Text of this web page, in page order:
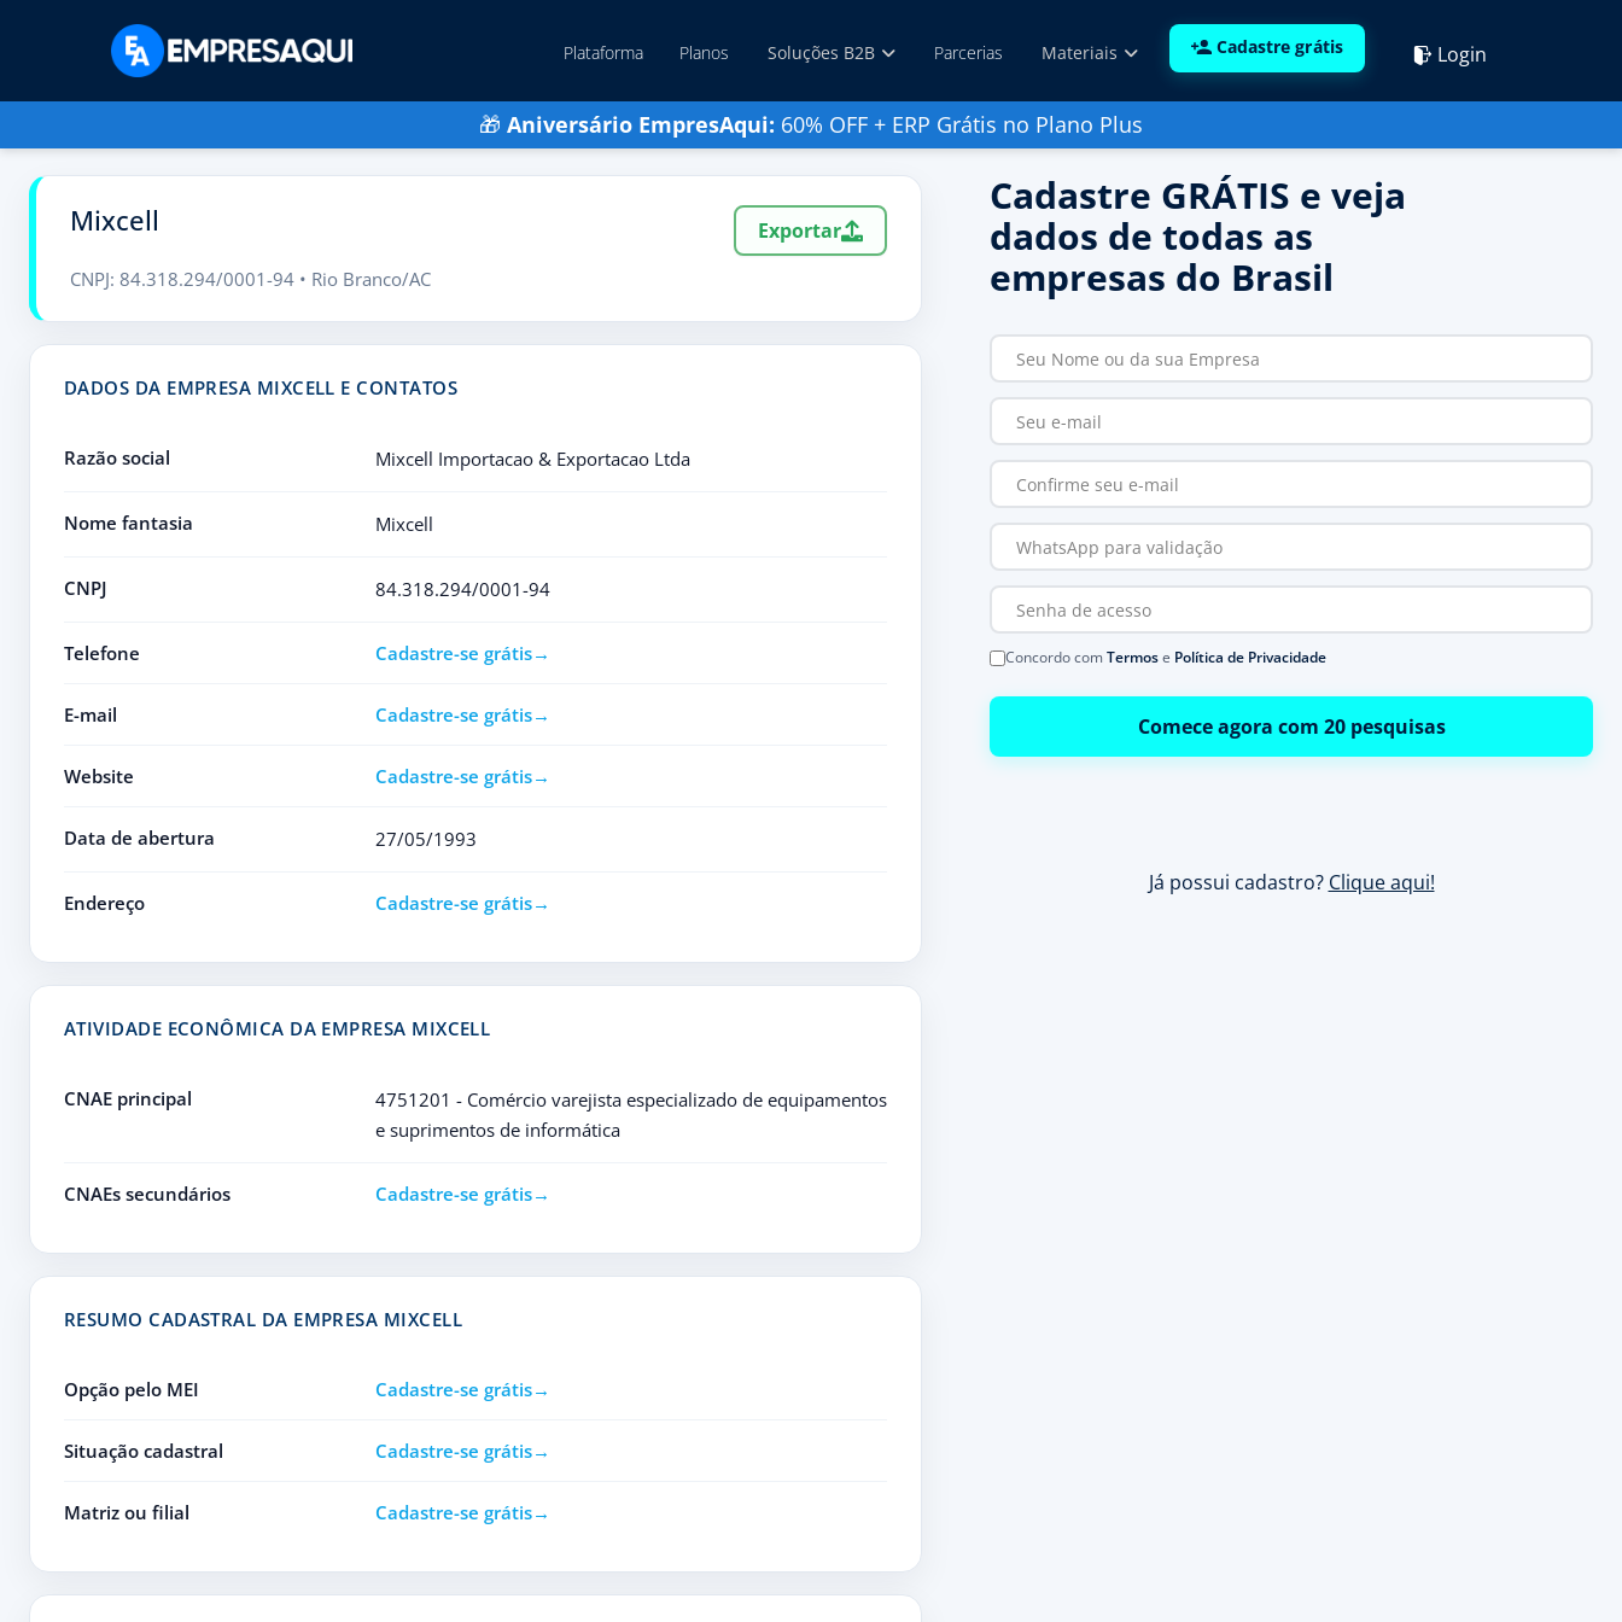
Plataforma Planos Soluções B2B Parcerias Materiais Cadastre grátis Login
🎁 Aniversário EmpresAqui: 60% OFF + ERP Grátis no Plano Plus
Mixcell Exportar
CNPJ: 84.318.294/0001-94 • Rio Branco/AC
DADOS DA EMPRESA MIXCELL E CONTATOS
Razão social Mixcell Importacao & Exportacao Ltda
Nome fantasia Mixcell
CNPJ 84.318.294/0001-94
Telefone Cadastre-se grátis
E-mail Cadastre-se grátis
Website Cadastre-se grátis
Data de abertura 27/05/1993
Endereço Cadastre-se grátis
ATIVIDADE ECONÔMICA DA EMPRESA MIXCELL
CNAE principal
4751201 - Comércio varejista especializado de equipamentos
e suprimentos de informática
CNAEs secundários Cadastre-se grátis
RESUMO CADASTRAL DA EMPRESA MIXCELL
Opção pelo MEI Cadastre-se grátis
Situação cadastral Cadastre-se grátis
Matriz ou filial Cadastre-se grátis
Cadastre GRÁTIS e veja
dados de todas as
empresas do Brasil
Concordo comTermose Política de Privacidade
Comece agora com 20 pesquisas
Já possui cadastro? Clique aqui!